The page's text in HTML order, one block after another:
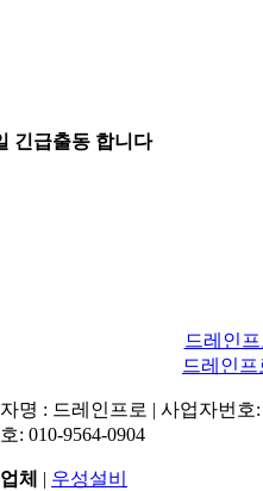
긴급출동 합니다
드레인
드레인프
명 : 드레인프로 | 사업자번호
: 010-9564-0904
체 | 우성설비